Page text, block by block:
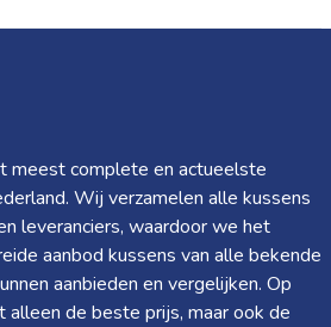
meest complete en actueelste
Wij verzamelen alle kussens
leveranciers, waardoor we het
aanbod kussens van alle bekende
aanbieden en vergelijken. Op
alleen de beste prijs, maar ook de